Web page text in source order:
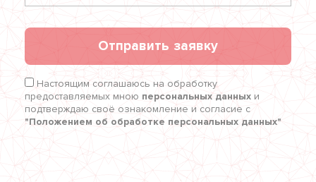
Отправить заявку
Настоящим соглашаюсь на обработку
предоставляемых мною персональных данных и
подтверждаю своё ознакомление и согласие с
"Положением об обработке персональных данных"